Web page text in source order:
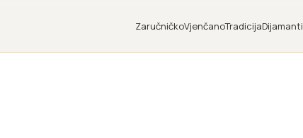
ZaručničkoVjenčanoTradicijaDijamanti